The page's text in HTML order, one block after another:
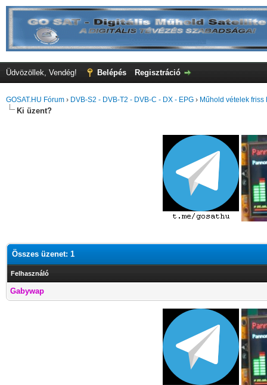
Üdvözöllek, Vendég! Belépés Regisztráció
GOSAT.HU Fórum › DVB-S2 - DVB-T2 - DVB-C - DX - EPG › Műhold vételek friss
Ki üzent?
Összes üzenet: 1
Felhasználó
Gabywap